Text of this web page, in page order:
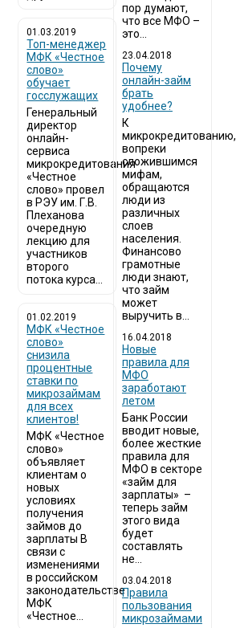
01.03.2019
Топ-менеджер
МФК «Честное
слово»
обучает
госслужащих
Генеральный
директор
онлайн-
сервиса
микрокредитования
«Честное
слово» провел
в РЭУ им. Г.В.
Плеханова
очередную
лекцию для
участников
второго
потока курса...
01.02.2019
МФК «Честное
слово»
снизила
процентные
ставки по
микрозаймам
для всех
клиентов!
МФК «Честное
слово»
объявляет
клиентам о
новых
условиях
получения
займов до
зарплаты В
связи с
изменениями
в российском
законодательстве
МФК
«Честное...
пор думают,
что все МФО –
это...
23.04.2018
Почему
онлайн-займ
брать
удобнее?
К
микрокредитованию,
вопреки
сложившимся
мифам,
обращаются
люди из
различных
слоев
населения.
Финансово
грамотные
люди знают,
что займ
может
выручить в...
16.04.2018
Новые
правила для
МФО
заработают
летом
Банк России
вводит новые,
более жесткие
правила для
МФО в секторе
«займ для
зарплаты» –
теперь займ
этого вида
будет
составлять
не...
03.04.2018
​Правила
пользования
микрозаймами